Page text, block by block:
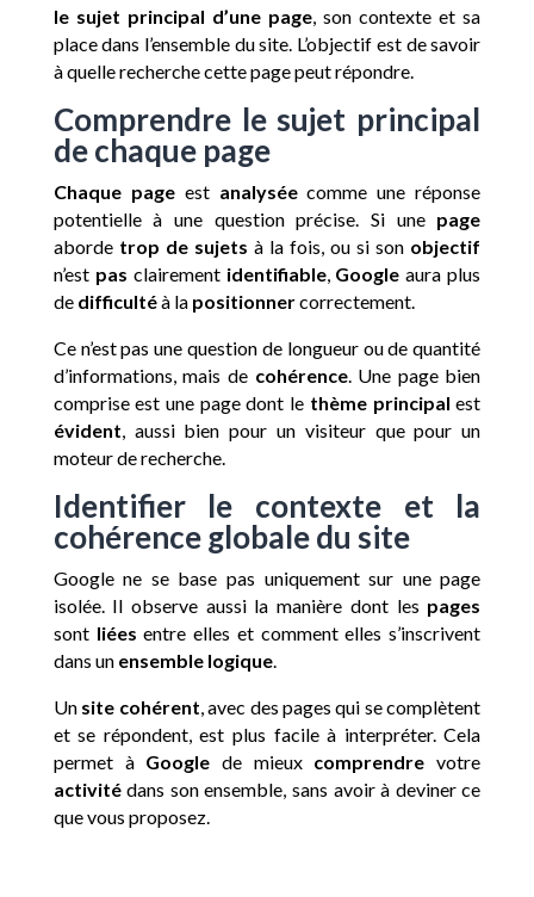
le sujet principal d’une page, son contexte et sa
place dans l’ensemble du site. L’objectif est de savoir
à quelle recherche cette page peut répondre.
Comprendre le sujet principal
de chaque page
Chaque pageest analyséecomme une réponse
potentielle à une question précise. Si une page
abordetrop de sujets à la fois, ou si son objectif
n’est pas clairement identifiable, Google aura plus
de difficultéà la positionnercorrectement.
Ce n’est pas une question de longueur ou de quantité
d’informations, mais de cohérence. Une page bien
comprise est une page dont le thème principal est
évident, aussi bien pour un visiteur que pour un
moteur de recherche.
Identifier le contexte et la
cohérence globale du site
Google ne se base pas uniquement sur une page
isolée. Il observe aussi la manière dont les pages
sont liées entre elles et comment elles s’inscrivent
dans un ensemble logique.
Un site cohérent, avec des pages qui se complètent
et se répondent, est plus facile à interpréter. Cela
permet à Google de mieux comprendre votre
activitédans son ensemble, sans avoir à deviner ce
que vous proposez.